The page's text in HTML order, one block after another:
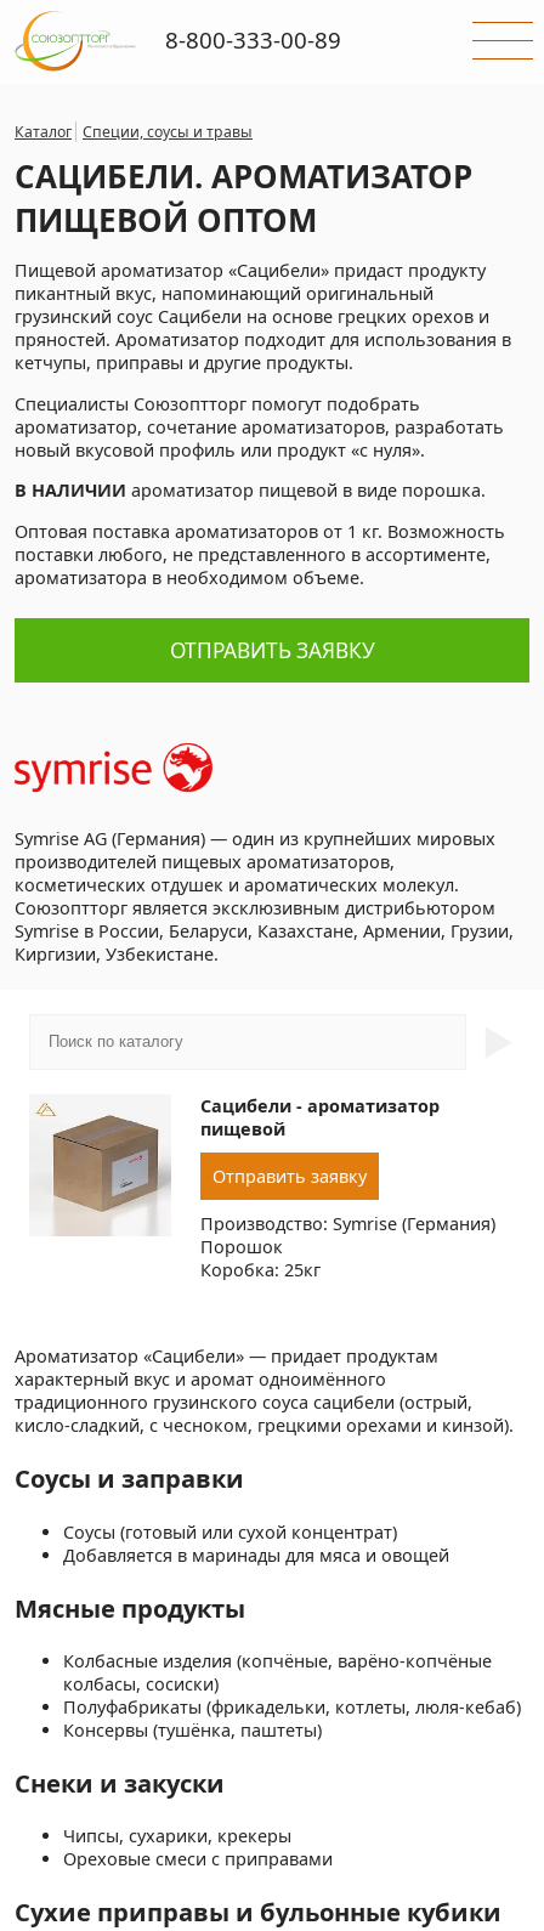
Каталог Специи, соусы и травы
САЦИБЕЛИ. АРОМАТИЗАТОР
ПИЩЕВОЙ ОПТОМ
Пищевой ароматизатор «Сацибели» придаст продукту
пикантный вкус, напоминающий оригинальный
грузинский соус Сацибели на основе грецких орехов и
пряностей. Ароматизатор подходит для использования в
кетчупы, приправы и другие продукты.
Специалисты Союзоптторг помогут подобрать
ароматизатор, сочетание ароматизаторов, разработать
новый вкусовой профиль или продукт «с нуля».
В НАЛИЧИИ ароматизатор пищевой в виде порошка.
Оптовая поставка ароматизаторов от 1 кг. Возможность
поставки любого, не представленного в ассортименте,
ароматизатора в необходимом объеме.
ОТПРАВИТЬ ЗАЯВКУ
Symrise AG (Германия) — один из крупнейших мировых
производителей пищевых ароматизаторов,
косметических отдушек и ароматических молекул.
Союзоптторг является эксклюзивным дистрибьютором
Symrise в России, Беларуси, Казахстане, Армении, Грузии,
Киргизии, Узбекистане.
Сацибели - ароматизатор
пищевой
Отправить заявку
Производство: Symrise (Германия)
Порошок
Коробка: 25кг
Ароматизатор «Сацибели» — придает продуктам
характерный вкус и аромат одноимённого
традиционного грузинского соуса сацибели (острый,
кисло-сладкий, с чесноком, грецкими орехами и кинзой).
Соусы и заправки
Соусы (готовый или сухой концентрат)
Добавляется в маринады для мяса и овощей
Мясные продукты
Колбасные изделия (копчёные, варёно-копчёные
колбасы, сосиски)
Полуфабрикаты (фрикадельки, котлеты, люля-кебаб)
Консервы (тушёнка, паштеты)
Снеки и закуски
Чипсы, сухарики, крекеры
Ореховые смеси с приправами
Сухие приправы и бульонные кубики
8-800-333-00-89